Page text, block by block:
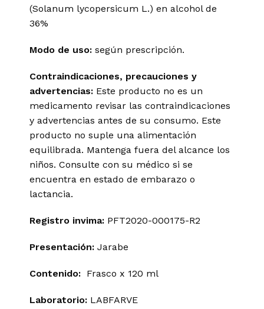
(Solanum lycopersicum L.) en alcohol de
36%
Modo de uso: según prescripción.
Contraindicaciones, precauciones y
advertencias: Este producto no es un
medicamento revisar las contraindicaciones
y advertencias antes de su consumo. Este
producto no suple una alimentación
equilibrada. Mantenga fuera del alcance los
niños. Consulte con su médico si se
encuentra en estado de embarazo o
lactancia.
Registro invima: PFT2020-000175-R2
Presentación: Jarabe
Contenido: Frasco x 120 ml
Laboratorio: LABFARVE